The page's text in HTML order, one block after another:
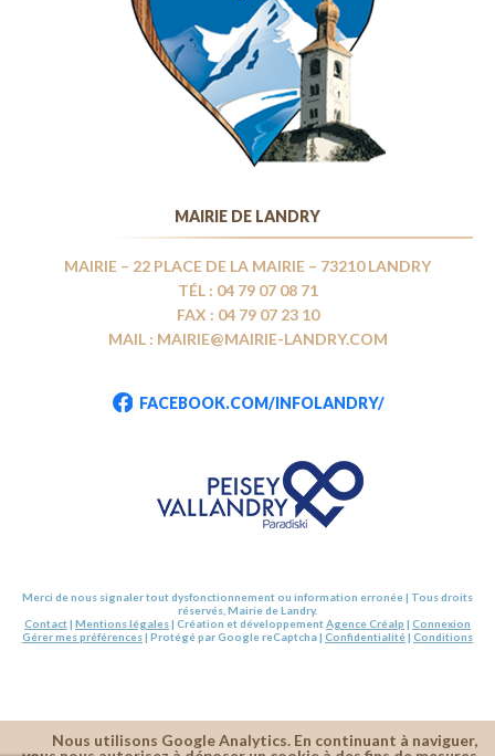
MAIRIE DE LANDRY
MAIRIE – 22 PLACE DE LA MAIRIE – 73210 LANDRY
TÉL : 04 79 07 08 71
FAX : 04 79 07 23 10
MAIL : MAIRIE@MAIRIE-LANDRY.COM
FACEBOOK.COM/INFOLANDRY/
Merci de nous signaler tout dysfonctionnement ou information erronée | Tous droits
réservés, Mairie de Landry.
Contact| Mentions légales| Création et développementAgence Créalp | Connexion
Gérer mes préférences| Protégé par Google reCaptcha | Confidentialité| Conditions
Nous utilisons Google Analytics. En continuant à naviguer,